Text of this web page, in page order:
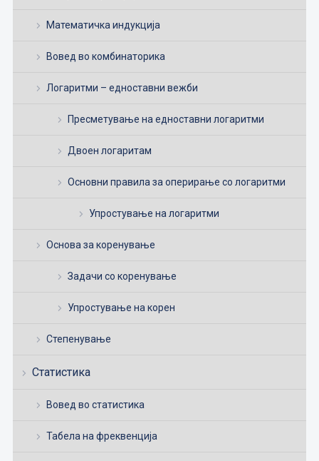
Математичка индукција
Вовед во комбинаторика
Логаритми – едноставни вежби
Пресметување на едноставни логаритми
Двоен логаритам
Основни правила за оперирање со логаритми
Упростување на логаритми
Основа за коренување
Задачи со коренување
Упростување на корен
Степенување
Статистика
Вовед во статистика
Табела на фреквенција